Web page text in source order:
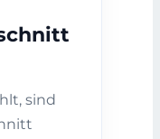
sind